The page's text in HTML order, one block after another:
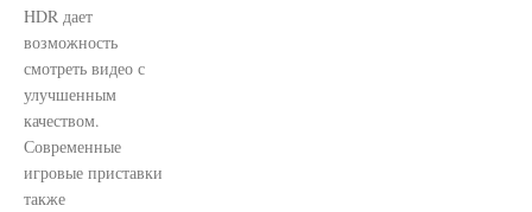
HDR дает
возможность
смотреть видео с
улучшенным
качеством.
Современные
игровые приставки
также